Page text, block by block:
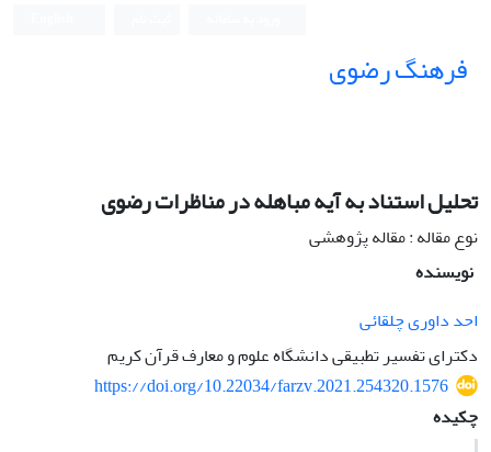
فرهنگ رضوی
تحلیل استناد به آیه مباهله در مناظرات رضوی
نوع مقاله : مقاله پژوهشی
نویسنده
احد داوری چلقائی
دکترای تفسیر تطبیقی دانشگاه علوم و معارف قرآن کریم
https://doi.org/10.22034/farzv.2021.254320.1576
چکیده